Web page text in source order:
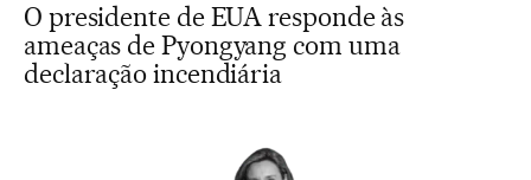
O presidente de EUA responde às
ameaças de Pyongyang com uma
declaração incendiária